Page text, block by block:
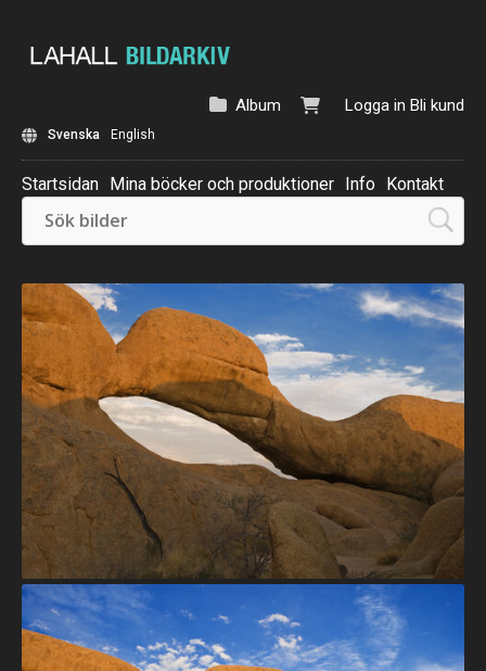
Logga in Bli kund
Album
Svenska English
Startsidan Mina böcker och produktioner Info Kontakt
Beställ: Kalender 2025